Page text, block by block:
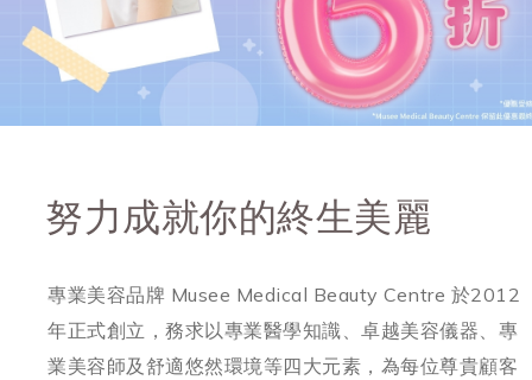
努力成就你的終生美麗
專業美容品牌 Musee Medical Beauty Centre 於2012
年正式創立，務求以專業醫學知識、卓越美容儀器、專
業美容師及舒適悠然環境等四大元素，為每位尊貴顧客